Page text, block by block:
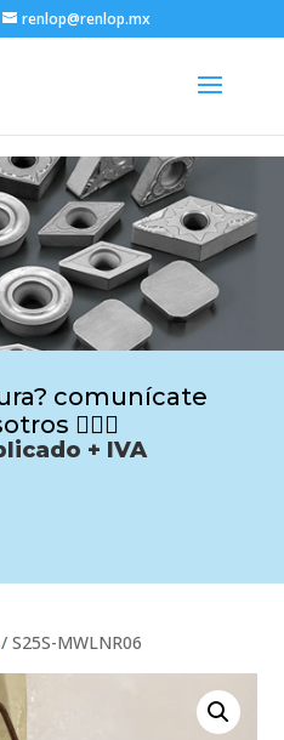
renlop@renlop.mx
comunícate
🙋🏻‍♂️
+ IVA
/ S25S-MWLNR06